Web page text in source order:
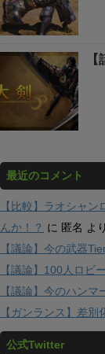
最近のコメント
【比較】ラオシャ
んか！？ に 匿名 より
【議論】今の武器
【議論】100人ロビ
【議論】今のハン
【ガンランス】差
公式Twitter